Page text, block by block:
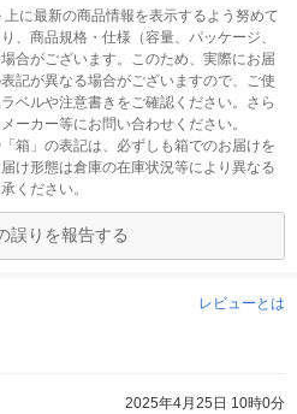
に最新の商品情報を表示するよう努めて
、商品規格・仕様（容量、パッケージ、
合がございます。このため、実際にお届
記が異なる場合がございますので、ご使
ベルや注意書きをご確認ください。さら
ーカー等にお問い合わせください。
箱」の表記は、必ずしも箱でのお届けを
け形態は倉庫の在庫状況等により異なる
ください。
誤りを報告する
レビューとは
2025年4月25日 10時0分